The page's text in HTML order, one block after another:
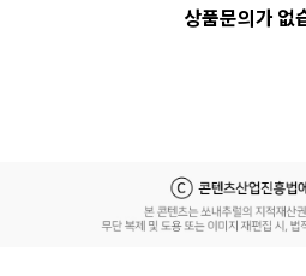
상품문의가 없